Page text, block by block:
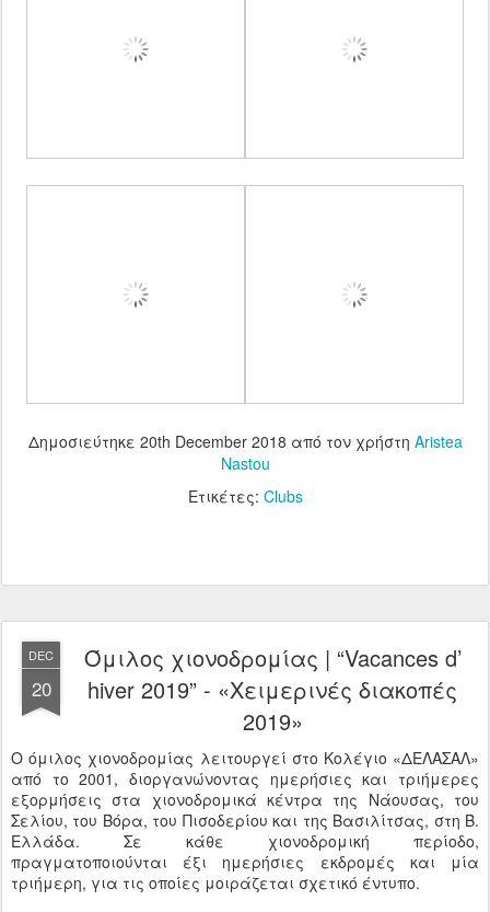
Δημοσιεύτηκε 20th December 2018 από τον χρήστη Aristea
Nastou
Ετικέτες: Clubs
DEC
20
Όμιλος χιονοδρομίας | “Vacances d’
hiver 2019” - «Χειμερινές διακοπές
2019»
Ο όμιλος χιονοδρομίας λειτουργεί στο Κολέγιο «ΔΕΛΑΣΑΛ»
από το 2001, διοργανώνοντας ημερήσιες και τριήμερες
εξορμήσεις στα χιονοδρομικά κέντρα της Νάουσας, του
Σελίου, του Βόρα, του Πισοδερίου και της Βασιλίτσας, στη Β.
Ελλάδα. Σε κάθε χιονοδρομική περίοδο,
πραγματοποιούνται έξι ημερήσιες εκδρομές και μία
τριήμερη, για τις οποίες μοιράζεται σχετικό έντυπο.